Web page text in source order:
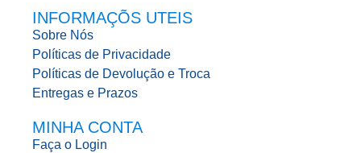
INFORMAÇÕS UTEIS
Sobre Nós
Políticas de Privacidade
Políticas de Devolução e Troca
Entregas e Prazos
MINHA CONTA
Faça o Login